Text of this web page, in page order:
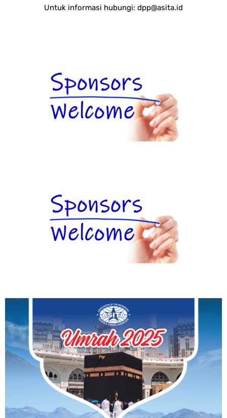
Untuk informasi hubungi: dpp@asita.id